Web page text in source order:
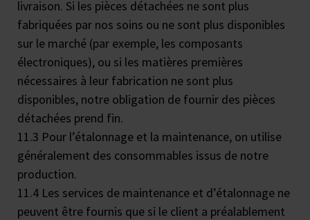
livraison. Si les pièces détachées ne sont plus
fabriquées par nos soins ou ne sont plus disponibles
sur le marché (par exemple, les composants
électroniques), ou si les matières premières
nécessaires à leur fabrication ne sont plus
disponibles, notre obligation de fournir des pièces
détachées prend fin.
11.3 Pour l’étalonnage et la maintenance, on utilise
généralement des consommables issus de notre
production.
11.4 Les services de maintenance et d’étalonnage ne
peuvent être fournis que si le client a préalablement